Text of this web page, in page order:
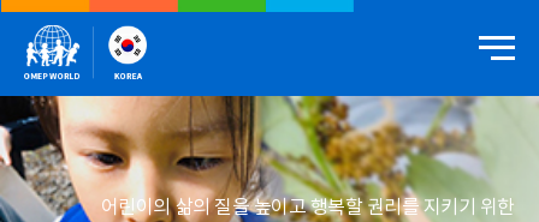
어린이의 삶의 질을 높이고 행복할 권리를 지키기 위한